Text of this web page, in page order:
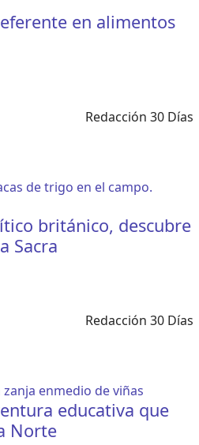
en alimentos
Redacción 30 Días
británico, descubre
Sacra
Redacción 30 Días
educativa que
Norte